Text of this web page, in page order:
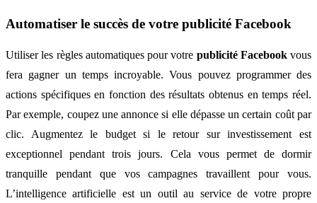
Automatiser le succès de votre publicité Facebook
Utiliser les règles automatiques pour votre publicité Facebookvous
fera gagner un temps incroyable. Vous pouvez programmer des
actions spécifiques en fonction des résultats obtenus en temps réel.
Par exemple, coupez une annonce si elle dépasse un certain coût par
clic. Augmentez le budget si le retour sur investissement est
exceptionnel pendant trois jours. Cela vous permet de dormir
tranquille pendant que vos campagnes travaillent pour vous.
L’intelligence artificielle est un outil au service de votre propre